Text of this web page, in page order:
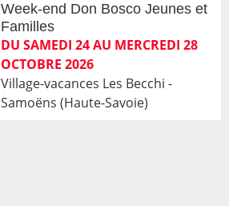
Week-end Don Bosco Jeunes et
Familles
DU SAMEDI 24 AU MERCREDI 28
OCTOBRE 2026
Village-vacances Les Becchi -
Samoëns (Haute-Savoie)